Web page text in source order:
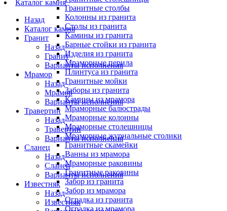
Гранитные столбы
Колонны из гранита
Столы из гранита
Камины из гранита
Барные стойки из гранита
Изделия из гранита
Мраморные перила
Плинтуса из гранита
Гранитные мойки
Заборы из гранита
Камины из мрамора
Мраморные балюстрады
Мраморные колонны
Мраморные столешницы
Мраморные журнальные столики
Гранитные скамейки
Ванны из мрамора
Мраморные раковины
Гранитные раковины
Забор из гранита
Забор из мрамора
Оградка из гранита
Оградка из мрамора
Каталог камня
Назад
Каталог камня
Гранит
Назад
Гранит
Варианты исполнения
Мрамор
Назад
Мрамор
Варианты исполнения
Травертин
Назад
Травертин
Варианты исполнения
Сланец
Назад
Сланец
Варианты исполнения
Известняк
Назад
Известняк